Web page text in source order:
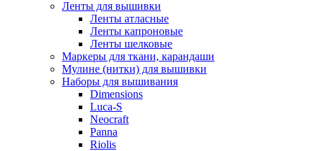
Ленты для вышивки
Ленты атласные
Ленты капроновые
Ленты шелковые
Маркеры для ткани, карандаши
Мулине (нитки) для вышивки
Наборы для вышивания
Dimensions
Luca-S
Neocraft
Panna
Riolis